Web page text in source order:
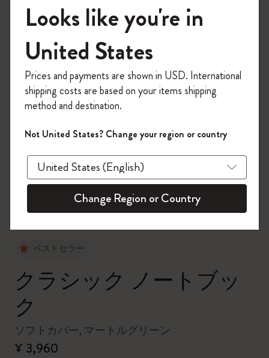
ベストセラー
クラシック ノートブッ
ク
ソフトカバー, マートルグリーン
¥ 3,960
モレスキンの世界へようこそ
「WELCOME10」を入力すると、初回注
文が10%オフ＋送料無料になります。セ
ール・アウトレット品は適用外。
Moleskineアカウントを作成して限定オフ
ァーや会員特典、さらに多くのインスピ
レーションを手に入れましょう。
今すぐ会員登録 !
Looks like you're in
United States
Prices and payments are shown in USD. International
shipping costs are based on your items shipping
method and destination.
Not United States? Change your region or country
Change Region or Country